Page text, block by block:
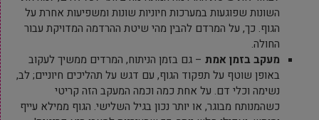
השונות שפוגעות במערכות חיוניות שונות ומשפיעות אחרת על
הגוף. כך, על המרדם להבין מהי שיטת ההרדמה המדויקת עבור
החולה.
מעקב בזמן אמת – גם בזמן הניתוח, המרדים ממשיך לעקוב
באופן שוטף על תפקוד הגוף, עם דגש על תהליכים חיוניים; לב,
נשימה וכלי דם. על אחת כמה וכמה המעקב הזה קריטי
כשהמנותח מבוגר, או יותר נכון בגיל השלישי. הגוף ממילא עייף